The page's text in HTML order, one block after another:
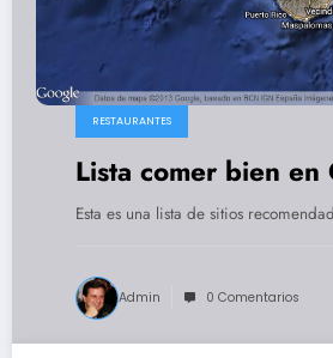
RESTAURANTES
Lista comer bien en
Esta es una lista de sitios
Admin 0 Comentarios